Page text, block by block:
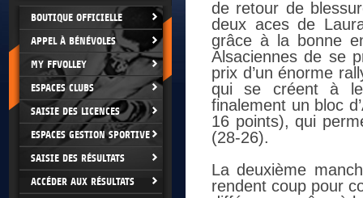
BOUTIQUE OFFICIELLE
APPEL À BÉNÉVOLES
MY FFVOLLEY
ESPACES CLUBS
SAISIE DES LICENCES
ESPACES GESTION SPORTIVE
SAISIE DES RÉSULTATS
ACCÉDER AUX RÉSULTATS
de retour de
deux aces de
grâce à la bonne
Alsaciennes de se
prix d’un énorme
qui se créent à
finalement un bloc
16 points), qui
(28-26).
La deuxième
rendent coup pour